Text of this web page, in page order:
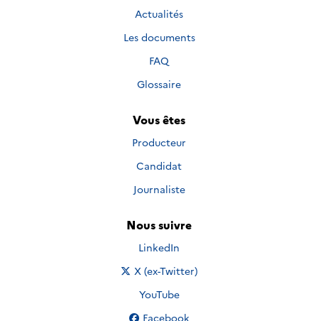
Actualités
Les documents
FAQ
Glossaire
Vous êtes
Producteur
Candidat
Journaliste
Nous suivre
Nous suivre sur
LinkedIn
Nous suivre sur
X (ex-Twitter)
Nous suivre sur
YouTube
Nous suivre sur
Facebook